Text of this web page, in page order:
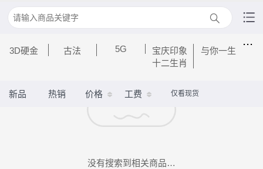
...
3D硬金 古法 5G
宝庆印象
十二生肖
与你一生
新品 热销 价格 工费 仅看现货
没有搜索到相关商品…